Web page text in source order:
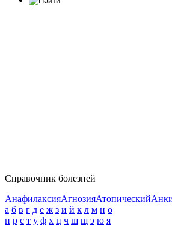
Справочник болезней
АнафилаксияАгнозияАтопический
а б в г д е ж з и й к л м н о
п р с т у ф х ц ч ш щ э ю я